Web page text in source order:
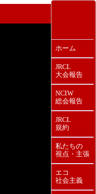
ホーム
JRCL
大会報告
NCIW
総会報告
JRCL
規約
私たちの
視点・主張
エコ
社会主義